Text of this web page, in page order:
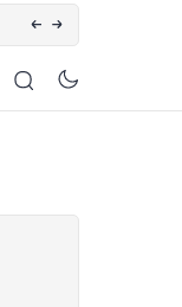
Nelayan di Nusa